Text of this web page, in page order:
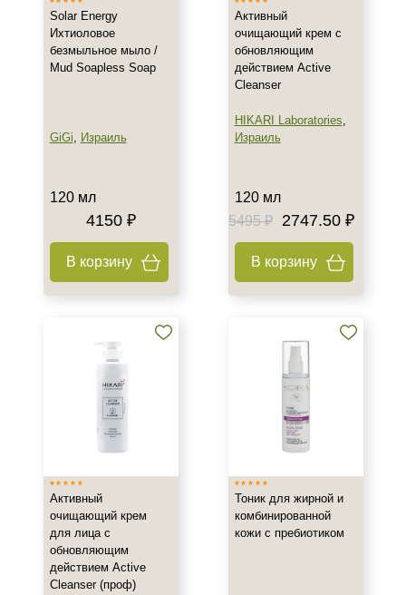
День
Ежедневный
Показать еще
Для женщин
Демакияж
Форма выпуска
Solar Energy
Ихтиоловое
безмыльное мыло /
Mud Soapless Soap
GiGi, Израиль
120 мл
4150 ₽
В корзину
Активный
очищающий крем с
обновляющим
действием Active
Cleanser
HIKARI Laboratories,
Израиль
120 мл
5495 ₽
2747.50 ₽
В корзину
Активный
очищающий крем
для лица с
обновляющим
действием Active
Cleanser (проф)
Тоник для жирной и
комбинированной
кожи с пребиотиком